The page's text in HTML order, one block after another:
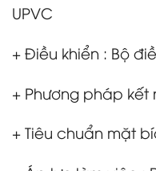
UPVC
+ Điều khiển : Bộ
+ Phương pháp kết
+ Tiêu chuẩn mặt